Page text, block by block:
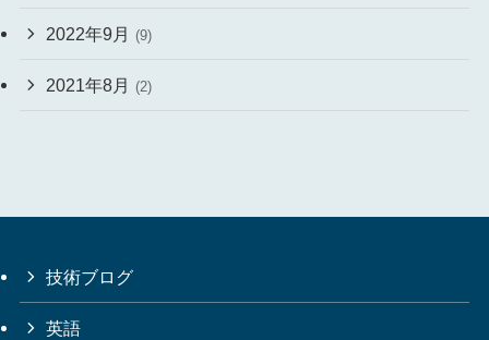
2022年9月 (9)
2021年8月 (2)
技術ブログ
英語